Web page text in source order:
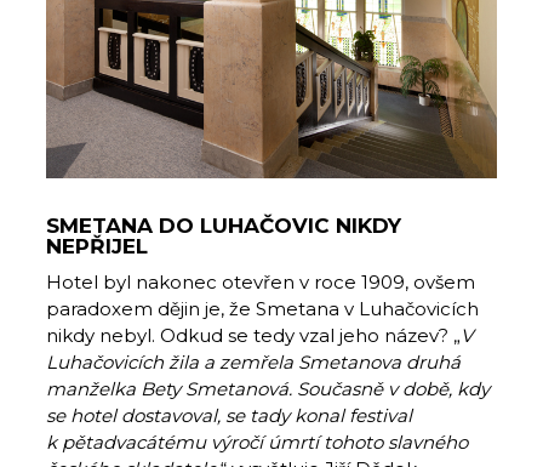
SMETANA DO LUHAČOVIC NIKDY
NEPŘIJEL
Hotel byl nakonec otevřen v roce 1909, ovšem
paradoxem dějin je, že Smetana v Luhačovicích
nikdy nebyl. Odkud se tedy vzal jeho název? „V
Luhačovicích žila a zemřela Smetanova druhá
manželka Bety Smetanová. Současně v době, kdy
se hotel dostavoval, se tady konal festival
k pětadvacátému výročí úmrtí tohoto slavného